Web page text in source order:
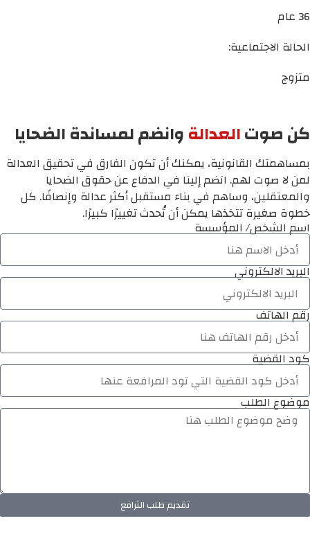
36 عام
الحالة الاجتماعية:
متزوج
كن صوتالعدالةوانضم لمساندة الضحايا
بمساهمتك القانونية، يمكنك أن تكون الفارق في تحقيق العدالة
لمن لا صوت لهم. انضم إلينا في الدفاع عن حقوق الضحايا
والمعتقلين، وساهم في بناء مستقبل أكثر عدالة وإنصافًا. كل
خطوة صغيرة تتخذها يمكن أن تُحدث تغييرًا كبيرًا.
اسم الشخص/ المؤسسة
البريد الالكتروني
رقم الهاتف
كود القضية
موضوع الطلب
تقديم طلب الترافع